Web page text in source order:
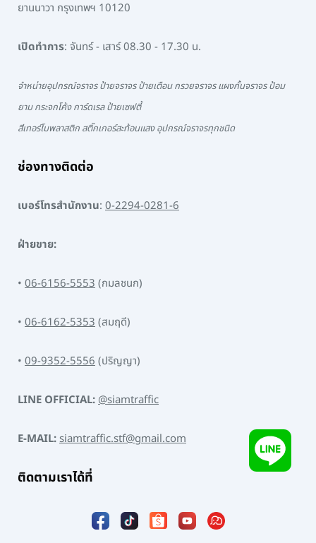
ยานนาวา กรุงเทพฯ 10120
เปิดทำการ: จันทร์ - เสาร์ 08.30 - 17.30 น.
จำหน่ายอุปกรณ์จราจร ป้ายจราจร ป้ายเตือน กรวยจราจร แผงกั้นจราจร ป้อม
ยาม กระจกโค้ง การ์ดเรล ป้ายเซฟตี้
สีเทอร์โมพลาสติก สติ๊กเกอร์สะท้อนแสง อุปกรณ์จราจรทุกชนิด
ช่องทางติดต่อ
เบอร์โทรสำนักงาน: 0-2294-0281-6
ฝ่ายขาย:
• 06-6156-5553 (กมลชนก)
• 06-6162-5353 (สมฤดี)
• 09-9352-5556 (ปริญญา)
LINE OFFICIAL: @siamtraffic
E-MAIL: siamtraffic.stf@gmail.com
ติดตามเราได้ที่